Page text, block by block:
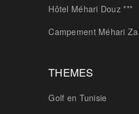
Hôtel Méhari Douz ***
Campement Méhari
THEMES
Golf en Tunisie